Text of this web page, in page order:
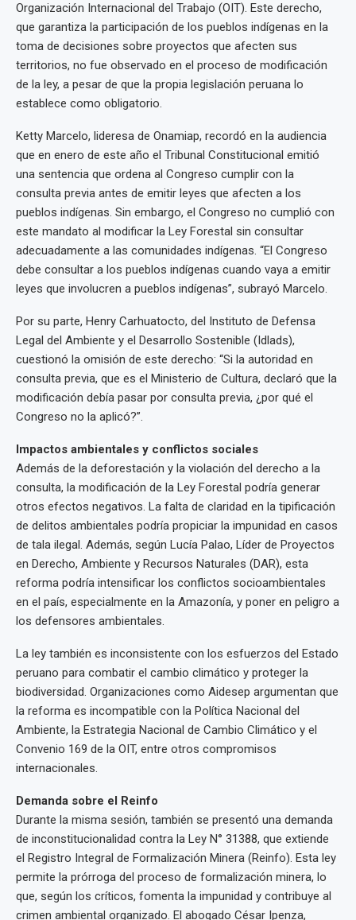
Organización Internacional del Trabajo (OIT). Este derecho,
que garantiza la participación de los pueblos indígenas en la
toma de decisiones sobre proyectos que afecten sus
territorios, no fue observado en el proceso de modificación
de la ley, a pesar de que la propia legislación peruana lo
establece como obligatorio.
Ketty Marcelo, lideresa de Onamiap, recordó en la audiencia
que en enero de este año el Tribunal Constitucional emitió
una sentencia que ordena al Congreso cumplir con la
consulta previa antes de emitir leyes que afecten a los
pueblos indígenas. Sin embargo, el Congreso no cumplió con
este mandato al modificar la Ley Forestal sin consultar
adecuadamente a las comunidades indígenas. “El Congreso
debe consultar a los pueblos indígenas cuando vaya a emitir
leyes que involucren a pueblos indígenas”, subrayó Marcelo.
Por su parte, Henry Carhuatocto, del Instituto de Defensa
Legal del Ambiente y el Desarrollo Sostenible (Idlads),
cuestionó la omisión de este derecho: “Si la autoridad en
consulta previa, que es el Ministerio de Cultura, declaró que la
modificación debía pasar por consulta previa, ¿por qué el
Congreso no la aplicó?”.
Impactos ambientales y conflictos sociales
Además de la deforestación y la violación del derecho a la
consulta, la modificación de la Ley Forestal podría generar
otros efectos negativos. La falta de claridad en la tipificación
de delitos ambientales podría propiciar la impunidad en casos
de tala ilegal. Además, según Lucía Palao, Líder de Proyectos
en Derecho, Ambiente y Recursos Naturales (DAR), esta
reforma podría intensificar los conflictos socioambientales
en el país, especialmente en la Amazonía, y poner en peligro a
los defensores ambientales.
La ley también es inconsistente con los esfuerzos del Estado
peruano para combatir el cambio climático y proteger la
biodiversidad. Organizaciones como Aidesep argumentan que
la reforma es incompatible con la Política Nacional del
Ambiente, la Estrategia Nacional de Cambio Climático y el
Convenio 169 de la OIT, entre otros compromisos
internacionales.
Demanda sobre el Reinfo
Durante la misma sesión, también se presentó una demanda
de inconstitucionalidad contra la Ley N° 31388, que extiende
el Registro Integral de Formalización Minera (Reinfo). Esta ley
permite la prórroga del proceso de formalización minera, lo
que, según los críticos, fomenta la impunidad y contribuye al
crimen ambiental organizado. El abogado César Ipenza,